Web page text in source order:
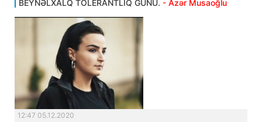
BEYNƏLXALQ TOLERANTLIQ GÜNÜ. - Azər Musaoğlu
12:47 05.12.2020